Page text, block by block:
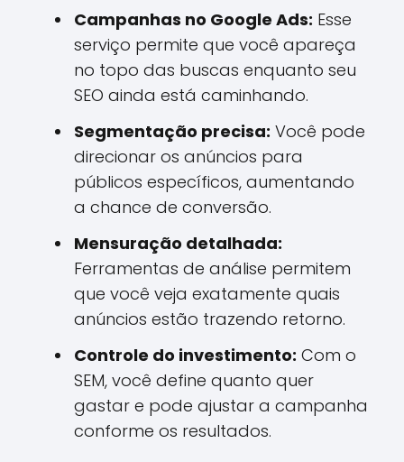
Campanhas no Google Ads: Esse
serviço permite que você apareça
no topo das buscas enquanto seu
SEO ainda está caminhando.
Segmentação precisa: Você pode
direcionar os anúncios para
públicos específicos, aumentando
a chance de conversão.
Mensuração detalhada:
Ferramentas de análise permitem
que você veja exatamente quais
anúncios estão trazendo retorno.
Controle do investimento: Com o
SEM, você define quanto quer
gastar e pode ajustar a campanha
conforme os resultados.